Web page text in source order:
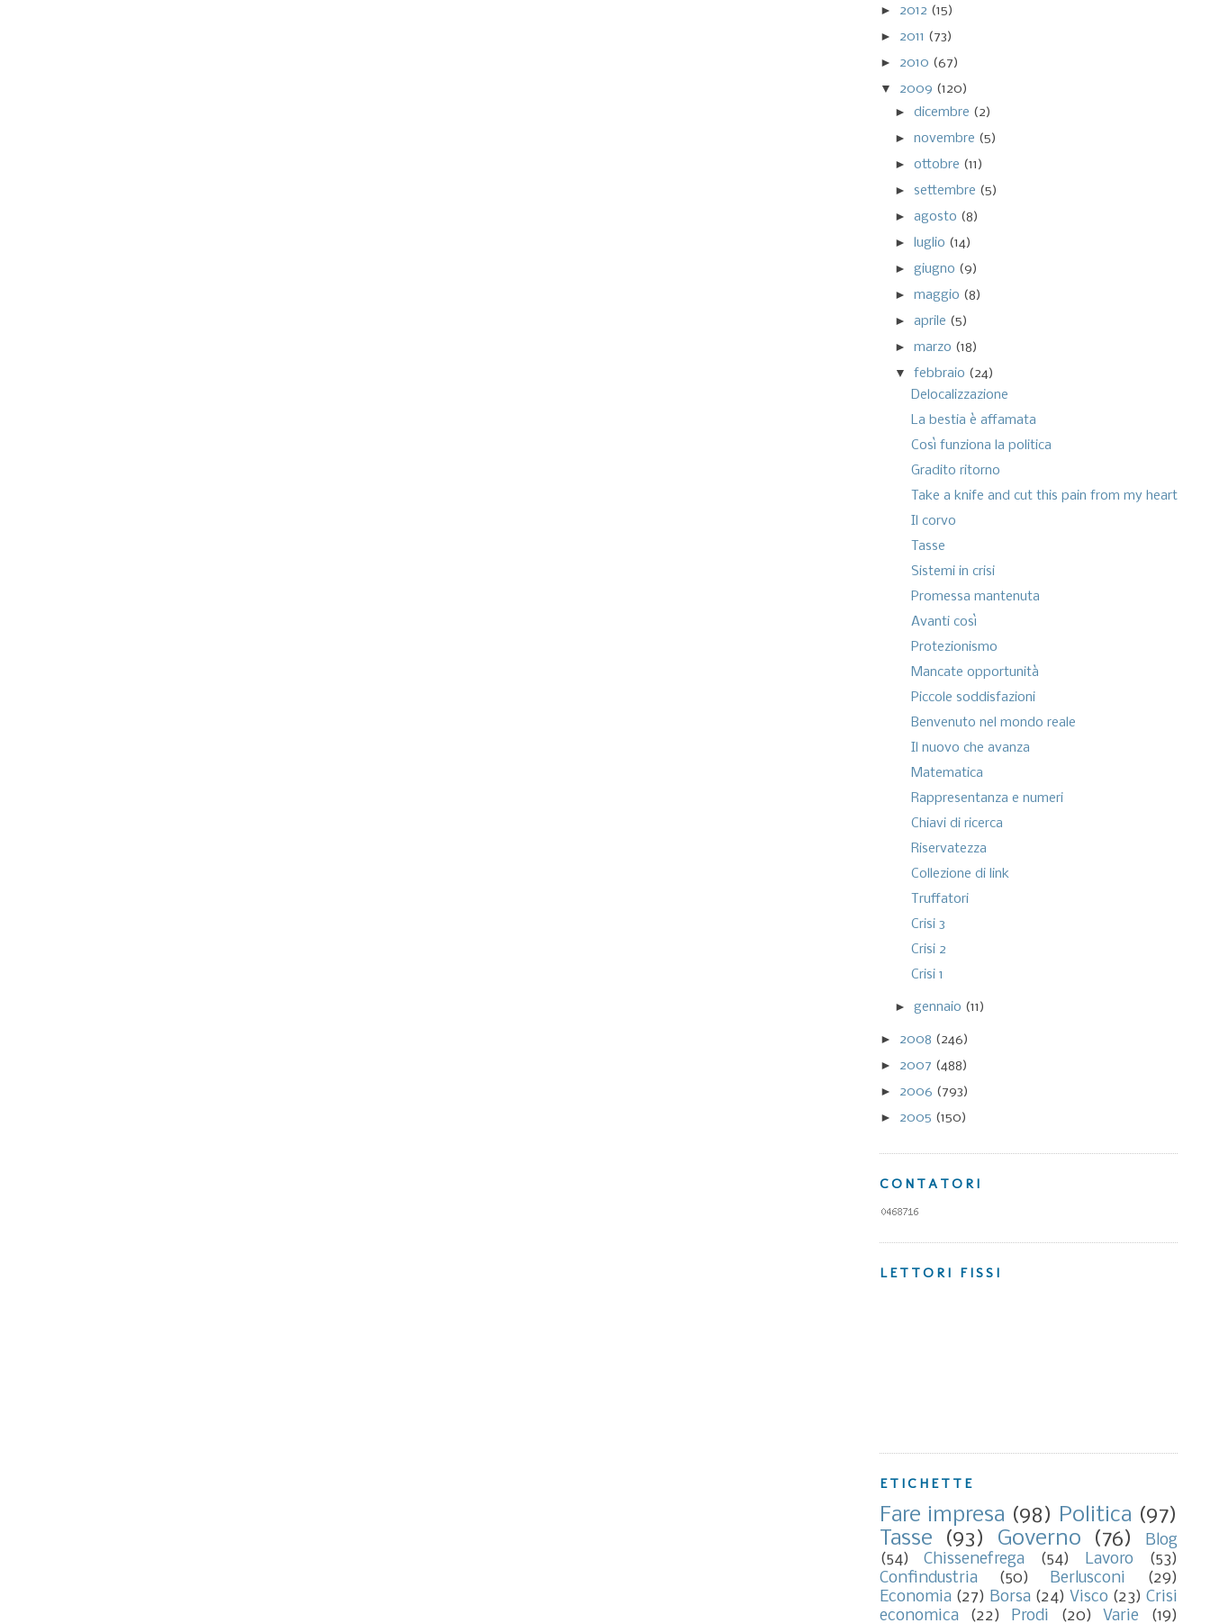
► 2012 (15)
► 2011 (73)
► 2010 (67)
▼ 2009 (120)
►dicembre (2)
►novembre (5)
►ottobre (11)
► settembre (5)
►agosto (8)
►luglio (14)
►giugno (9)
►maggio (8)
►aprile (5)
►marzo (18)
▼febbraio (24)
Delocalizzazione
La bestia è affamata
Così funziona la politica
Gradito ritorno
Take a knife and cut this pain from my heart
Il corvo
Tasse
Sistemi in crisi
Promessa mantenuta
Avanti così
Protezionismo
Mancate opportunità
Piccole soddisfazioni
Benvenuto nel mondo reale
Il nuovo che avanza
Matematica
Rappresentanza e numeri
Chiavi di ricerca
Riservatezza
Collezione di link
Truffatori
Crisi 3
Crisi 2
Crisi 1
►gennaio (11)
► 2008 (246)
► 2007 (488)
► 2006 (793)
► 2005 (150)
CONTATORI
LETTORI FISSI
ETICHETTE
Fare impresa (98) Politica (97)
Tasse
(93) Governo (76)
Blog
(54)
Chissenefrega (54) Lavoro
(53)
Confindustria
(50) Berlusconi
(29)
Economia (27) Borsa (24) Visco (23) Crisi
economica
(22) Prodi (20) Varie (19)